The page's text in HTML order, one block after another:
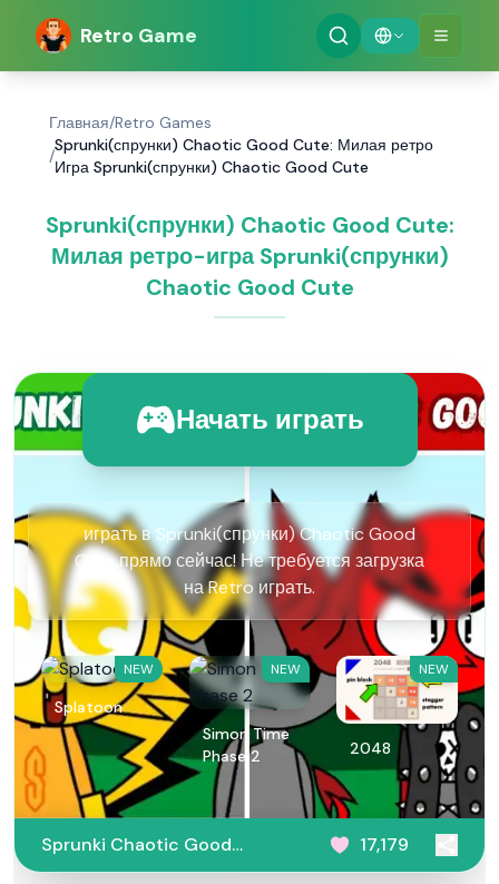
Retro Game
Главная/Retro Games
/
Sprunki(спрунки) Chaotic Good Cute: Милая ретро
Игра Sprunki(спрунки) Chaotic Good Cute
Sprunki(спрунки) Chaotic Good Cute:
Милая ретро-игра Sprunki(спрунки)
Chaotic Good Cute
Начать играть
играть в Sprunki(спрунки) Chaotic Good
Cute прямо сейчас! Не требуется загрузка
на Retro играть.
NEW
Splatoon
NEW
Simon Time
Phase 2
NEW
2048
Sprunki Chaotic Good
Cute
17,179